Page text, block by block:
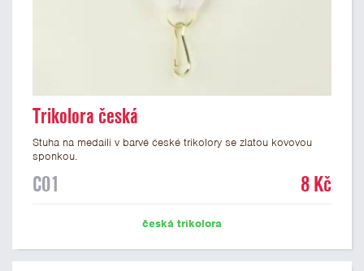
Trikolora česká
Stuha na medaili v barvě české trikolory se zlatou kovovou
sponkou.
C01 8 Kč
česká trikolora